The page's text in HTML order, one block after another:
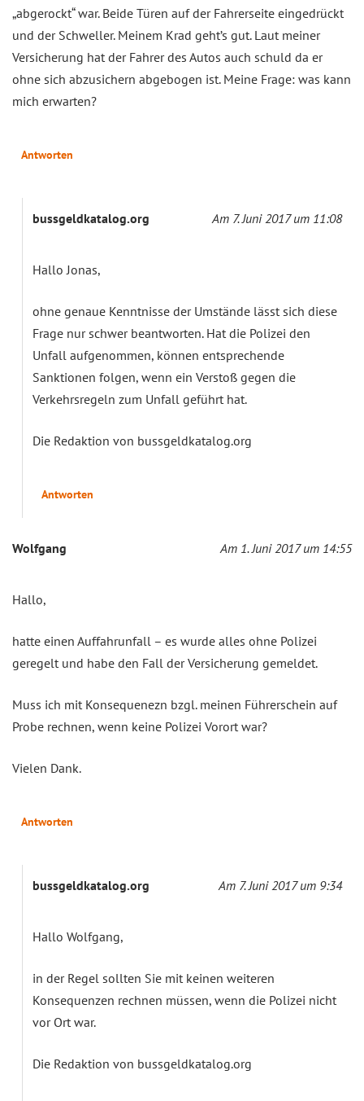
„abgerockt“ war. Beide Türen auf der Fahrerseite eingedrückt
und der Schweller. Meinem Krad geht’s gut. Laut meiner
Versicherung hat der Fahrer des Autos auch schuld da er
ohne sich abzusichern abgebogen ist. Meine Frage: was kann
mich erwarten?
Antworten
bussgeldkatalog.org Am 7. Juni 2017 um 11:08
Hallo Jonas,
ohne genaue Kenntnisse der Umstände lässt sich diese
Frage nur schwer beantworten. Hat die Polizei den
Unfall aufgenommen, können entsprechende
Sanktionen folgen, wenn ein Verstoß gegen die
Verkehrsregeln zum Unfall geführt hat.
Die Redaktion von bussgeldkatalog.org
Antworten
Wolfgang Am 1. Juni 2017 um 14:55
Hallo,
hatte einen Auffahrunfall – es wurde alles ohne Polizei
geregelt und habe den Fall der Versicherung gemeldet.
Muss ich mit Konsequenezn bzgl. meinen Führerschein auf
Probe rechnen, wenn keine Polizei Vorort war?
Vielen Dank.
Antworten
bussgeldkatalog.org Am 7. Juni 2017 um 9:34
Hallo Wolfgang,
in der Regel sollten Sie mit keinen weiteren
Konsequenzen rechnen müssen, wenn die Polizei nicht
vor Ort war.
Die Redaktion von bussgeldkatalog.org